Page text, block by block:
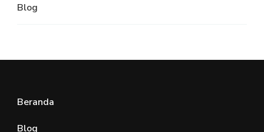
Blog
Beranda
Blog